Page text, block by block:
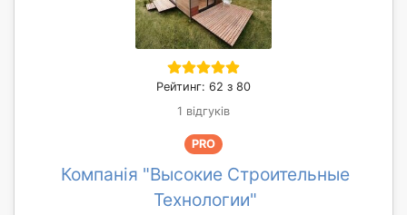
Рейтинг: 62 з 80
1 відгуків
PRO
Компанія "Высокие Строительные
Технологии"